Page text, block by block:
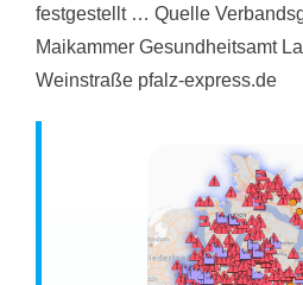
festgestellt … Quelle
Maikammer Gesundheitsamt
Weinstraße pfalz-express.de